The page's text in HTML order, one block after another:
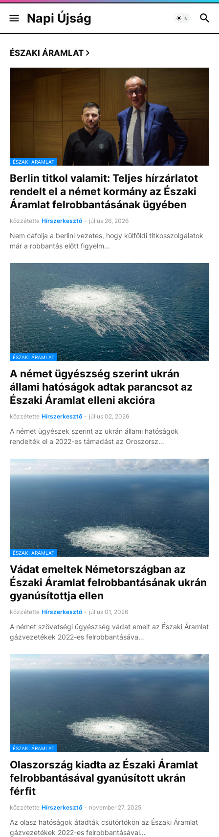
Napi Újság
ÉSZAKI ÁRAMLAT
ÉSZAKI ÁRAMLAT
Berlin titkol valamit: Teljes hírzárlatot
rendelt el a német kormány az Északi
Áramlat felrobbantásának ügyében
közzétette Hírszerkesztő - július 26, 2026
Nem cáfolja a berlini vezetés, hogy külföldi titkosszolgálatok
már a robbantás előtt figyelm…
ÉSZAKI ÁRAMLAT
A német ügyészség szerint ukrán
állami hatóságok adtak parancsot az
Északi Áramlat elleni akcióra
közzétette Hírszerkesztő - július 02, 2026
A német ügyészek szerint az ukrán állami hatóságok
rendelték el a 2022-es támadást az Oroszorsz…
ÉSZAKI ÁRAMLAT
Vádat emeltek Németországban az
Északi Áramlat felrobbantásának ukrán
gyanúsítottja ellen
közzétette Hírszerkesztő - július 01, 2026
A német szövetségi ügyészség vádat emelt az Északi Áramlat
gázvezetékek 2022-es felrobbantásáva…
ÉSZAKI ÁRAMLAT
Olaszország kiadta az Északi Áramlat
felrobbantásával gyanúsított ukrán
férfit
közzétette Hírszerkesztő - november 27, 2025
Az olasz hatóságok átadták csütörtökön az Északi Áramlat
gázvezetékek 2022-es felrobbantásával…